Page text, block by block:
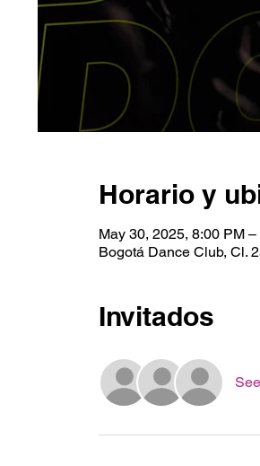
Horario y
May 30, 2025, 8:00 PM
Bogotá Dance Club, Cl.
Invitados